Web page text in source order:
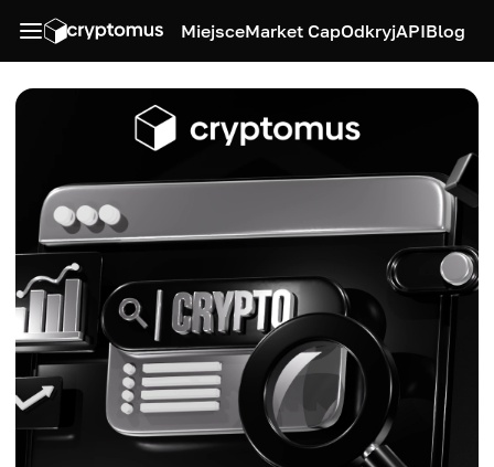
MiejsceMarket CapOdkryjAPIBlog